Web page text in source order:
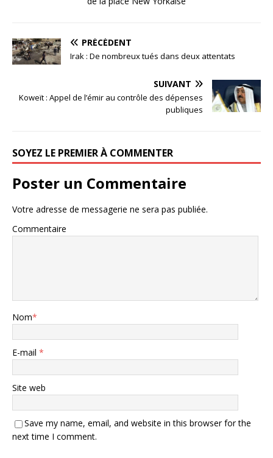
PRÉCÉDENT
Irak : De nombreux tués dans deux attentats
SUIVANT
Koweït : Appel de l’émir au contrôle des dépenses
publiques
SOYEZ LE PREMIER À COMMENTER
Poster un Commentaire
Votre adresse de messagerie ne sera pas publiée.
Commentaire
Nom*
E-mail *
Site web
Save my name, email, and website in this browser for the
next time I comment.